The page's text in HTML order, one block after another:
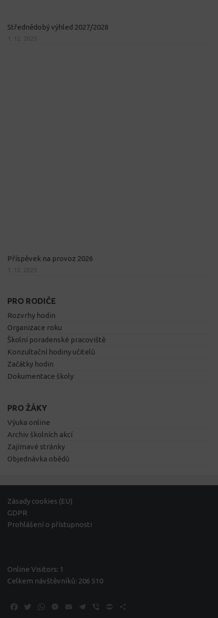
Střednědobý výhled 2027/2028
1. 12. 2025
Příspěvek na provoz 2026
1. 12. 2025
PRO RODIČE
Rozvrhy hodin
Organizace roku
Školní poradenské pracoviště
Konzultační hodiny učitelů
Začátky hodin
Dokumentace školy
PRO ŽÁKY
Výuka online
Archiv školních akcí
Zajímavé stránky
Objednávka obědů
Zásady cookies (EU)
GDPR
Prohlášení o přístupnosti
Online Visitors: 1
Celkem návštěvníků: 206 510
Facebook
TwitterWhatsApp
Messenger
Email Telegram
Viber Print